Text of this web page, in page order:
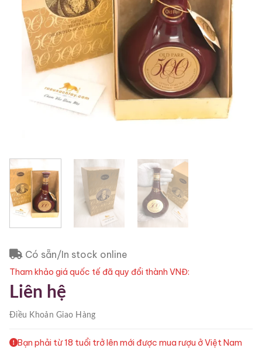
Có sẵn/In stock online
Tham khảo giá quốc tế đã quy đổi thành VNĐ:
Liên hệ
Điều KhoảnGiao Hàng
Bạn phải từ 18 tuổi trở lên mới được mua rượu ở Việt Nam